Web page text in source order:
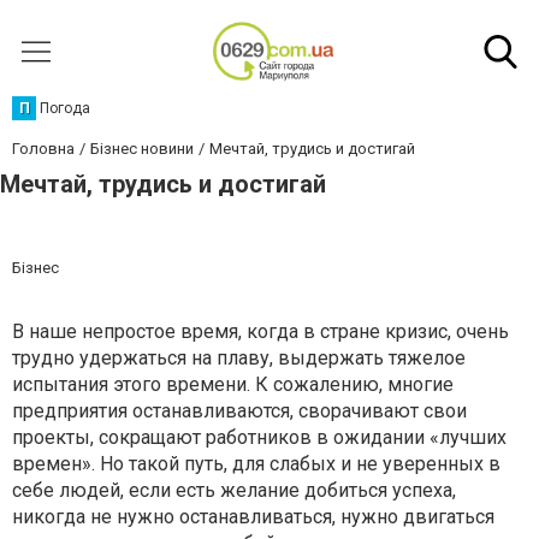
П Погода
Головна Бізнес новини Мечтай, трудись и достигай
Мечтай, трудись и достигай
Бізнес
В наше непростое время, когда в стране кризис, очень
трудно удержаться на плаву, выдержать тяжелое
испытания этого времени. К сожалению, многие
предприятия останавливаются, сворачивают свои
проекты, сокращают работников в ожидании «лучших
времен». Но такой путь, для слабых и не уверенных в
себе людей, если есть желание добиться успеха,
никогда не нужно останавливаться, нужно двигаться